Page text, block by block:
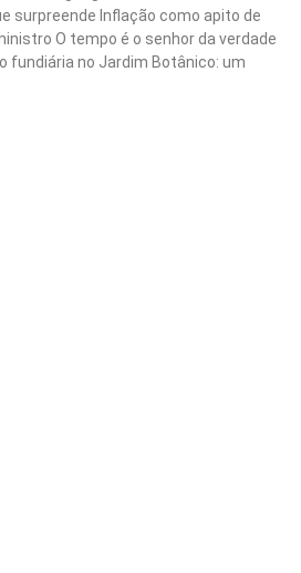
surpreende Inflação como apito de
O tempo é o senhor da verdade
fundiária no Jardim Botânico: um